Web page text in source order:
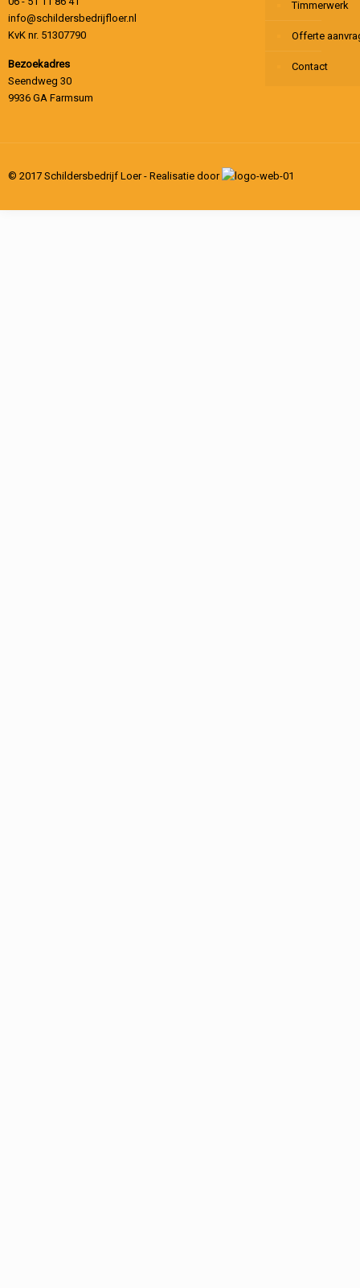
info@schildersbedrijfloer.nl
KvK nr. 51307790
Bezoekadres
Seendweg 30
9936 GA Farmsum
Timmerwerk
Offerte
Contact
© 2017 Schildersbedrijf Loer - Realisatie door